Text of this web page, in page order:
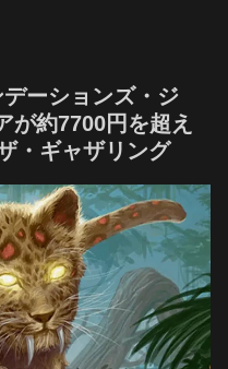
ーションズ・ジ
が約7700円を超え
・ギャザリング